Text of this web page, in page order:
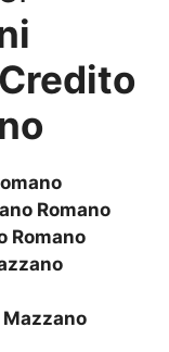
Romano
Romano
Mazzano